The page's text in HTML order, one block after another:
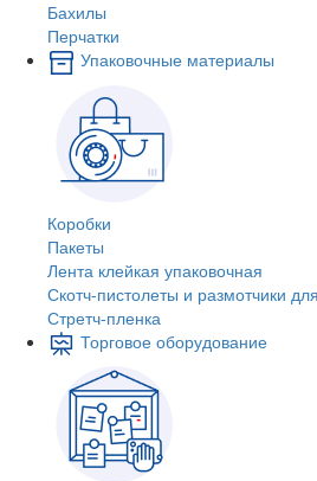
Бахилы
Перчатки
Упаковочные материалы
Коробки
Пакеты
Лента клейкая упаковочная
Скотч-пистолеты и размотчики
Стретч-пленка
Торговое оборудование